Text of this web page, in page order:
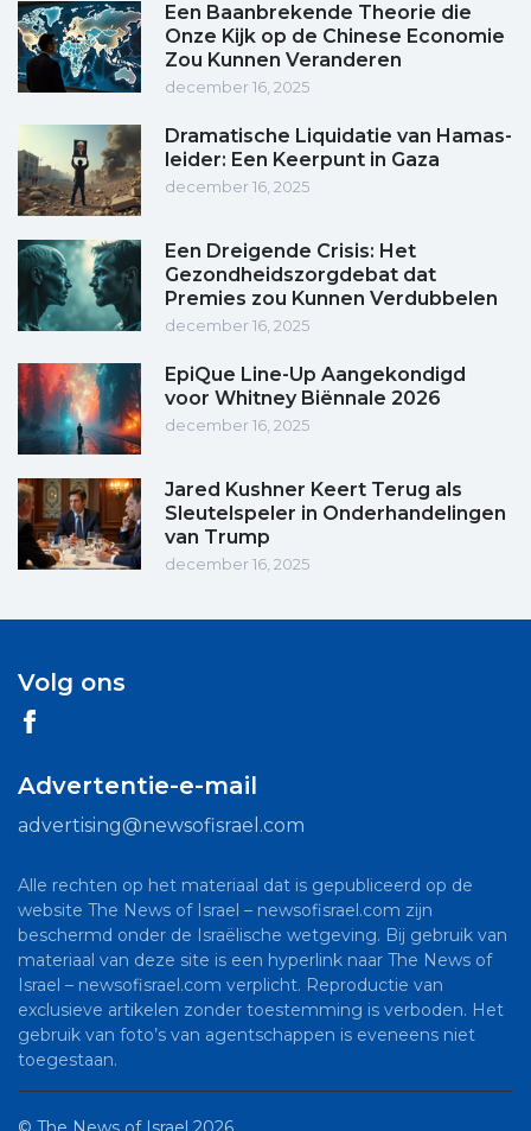
Een Baanbrekende Theorie die
Onze Kijk op de Chinese Economie
Zou Kunnen Veranderen
december 16, 2025
Dramatische Liquidatie van Hamas-
leider: Een Keerpunt in Gaza
december 16, 2025
Een Dreigende Crisis: Het
Gezondheidszorgdebat dat
Premies zou Kunnen Verdubbelen
december 16, 2025
EpiQue Line-Up Aangekondigd
voor Whitney Biënnale 2026
december 16, 2025
Jared Kushner Keert Terug als
Sleutelspeler in Onderhandelingen
van Trump
december 16, 2025
Volg ons
Advertentie-e-mail
advertising@newsofisrael.com
Alle rechten op het materiaal dat is gepubliceerd op de
website The News of Israel – newsofisrael.com zijn
beschermd onder de Israëlische wetgeving. Bij gebruik van
materiaal van deze site is een hyperlink naar The News of
Israel – newsofisrael.com verplicht. Reproductie van
exclusieve artikelen zonder toestemming is verboden. Het
gebruik van foto’s van agentschappen is eveneens niet
toegestaan.